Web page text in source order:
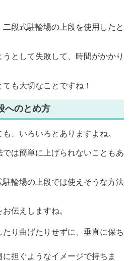
段式駐輪場の上段を使用したと
として失敗して、時間がかかり
も大切なことですね！
へのとめ方
、いろいろとありますよね。
では簡単に上げられないこともあ
輪場の上段では使えそうな方法
伝えしますね。
たり曲げたりせずに、垂直に保ち
担ぐようなイメージで持ちま